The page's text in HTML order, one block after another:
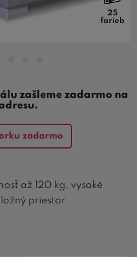
až 120 kg, vysoké
priestor.
25
farieb
zašleme zadarmo na
zadarmo